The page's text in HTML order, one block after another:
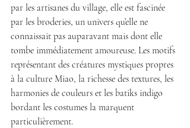
par les artisanes du village, elle est fascinée
par les broderies, un univers qu’elle ne
connaissait pas auparavant mais dont elle
tombe immédiatement amoureuse. Les motifs
représentant des créatures mystiques propres
à la culture Miao, la richesse des textures, les
harmonies de couleurs et les batiks indigo
bordant les costumes la marquent
particulièrement.